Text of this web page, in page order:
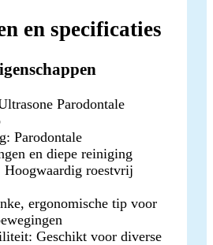
en specificaties
Parodontale
Parodontale
en diepe reiniging
Hoogwaardig roestvrij
ergonomische tip voor
Geschikt voor diverse